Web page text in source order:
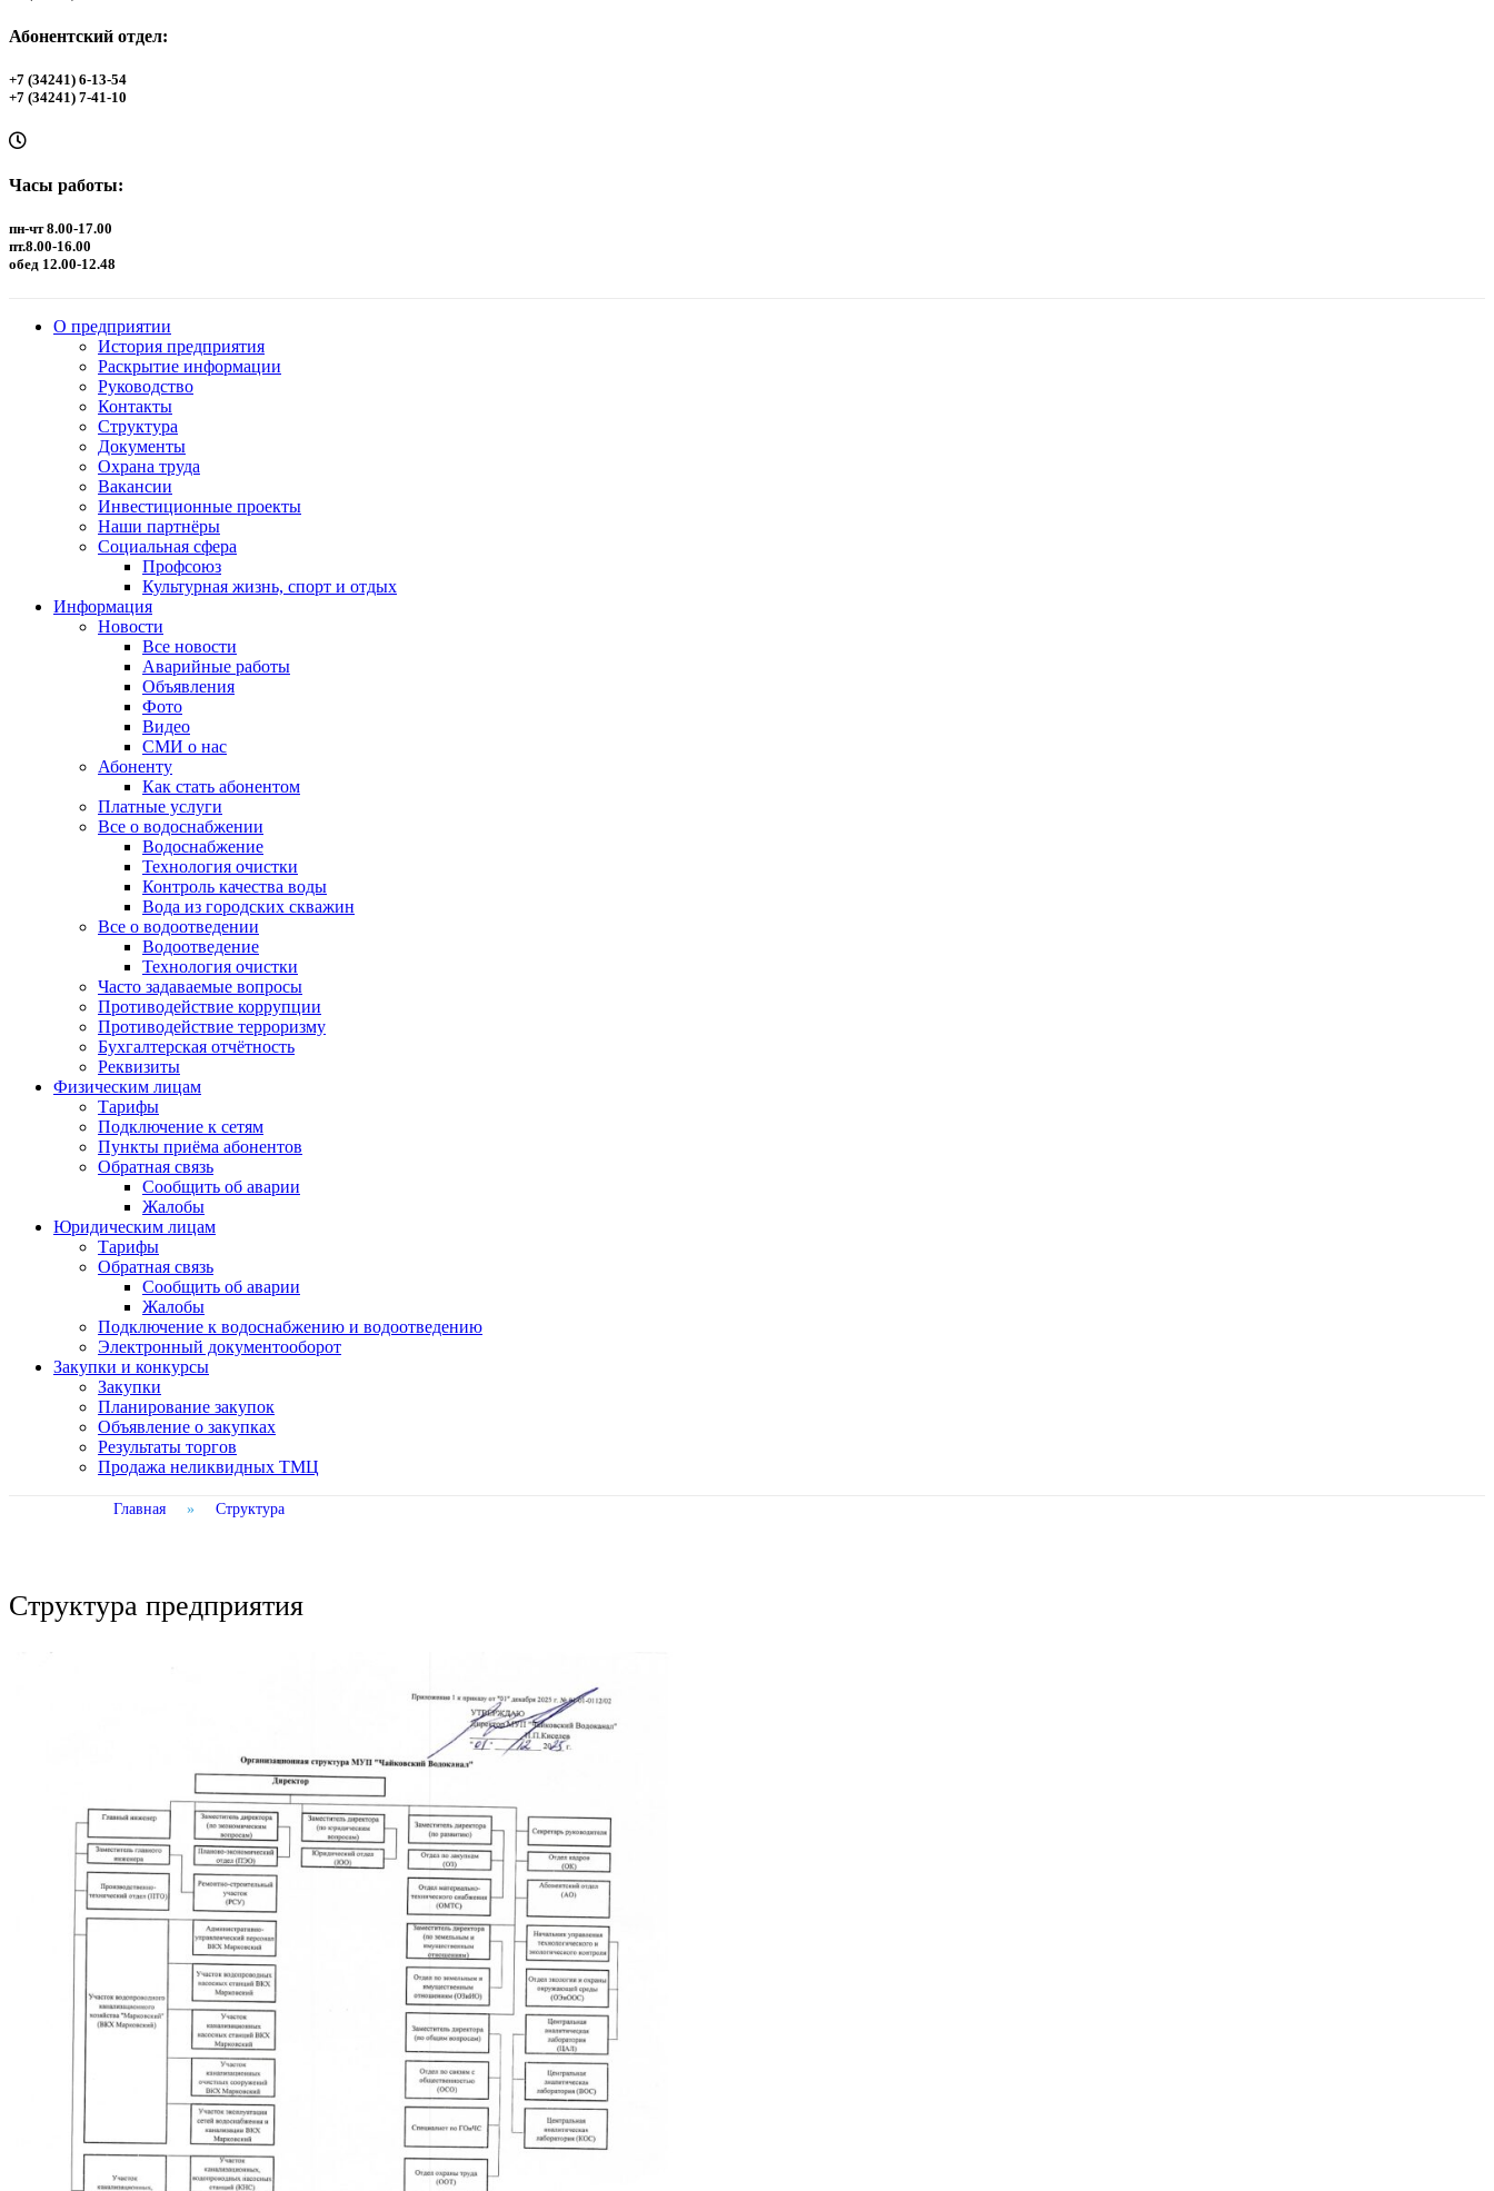
Абонентский отдел:
+7 (34241) 6-13-54
+7 (34241) 7-41-10
Часы работы:
пн-чт 8.00-17.00
пт.8.00-16.00
обед 12.00-12.48
О предприятии
История предприятия
Раскрытие информации
Руководство
Контакты
Структура
Документы
Охрана труда
Вакансии
Инвестиционные проекты
Наши партнёры
Социальная сфера
Профсоюз
Культурная жизнь, спорт и отдых
Информация
Новости
Все новости
Аварийные работы
Объявления
Фото
Видео
СМИ о нас
Абоненту
Как стать абонентом
Платные услуги
Все о водоснабжении
Водоснабжение
Технология очистки
Контроль качества воды
Вода из городских скважин
Все о водоотведении
Водоотведение
Технология очистки
Часто задаваемые вопросы
Противодействие коррупции
Противодействие терроризму
Бухгалтерская отчётность
Реквизиты
Физическим лицам
Тарифы
Подключение к сетям
Пункты приёма абонентов
Обратная связь
Сообщить об аварии
Жалобы
Юридическим лицам
Тарифы
Обратная связь
Сообщить об аварии
Жалобы
Подключение к водоснабжению и водоотведению
Электронный документооборот
Закупки и конкурсы
Закупки
Планирование закупок
Объявление о закупках
Результаты торгов
Продажа неликвидных ТМЦ
Главная » Структура
Структура предприятия